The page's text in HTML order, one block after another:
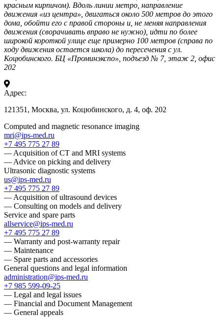
красным кирпичом). Вдоль линии метро, направление
движения «из центра», двигаться около 500 метров до этого
дома, обойти его с правой стороны и, не меняя направления
движения (сворачивать вправо не нужно), идти по более
широкой короткой улице еще примерно 100 метров (справа по
ходу движения остается школа) до пересечения с ул.
Коцюбинского. БЦ «Проминэкспо», подъезд № 7, этаж 2, офис
202
Адрес:
121351, Москва, ул. Коцюбинского, д. 4, оф. 202
Computed and magnetic resonance imaging
mri@ips-med.ru
+7 495 775 27 89
— Acquisition of CT and MRI systems
— Advice on picking and delivery
Ultrasonic diagnostic systems
us@ips-med.ru
+7 495 775 27 89
— Acquisition of ultrasound devices
— Consulting on models and delivery
Service and spare parts
allservice@ips-med.ru
+7 495 775 27 89
— Warranty and post-warranty repair
— Maintenance
— Spare parts and accessories
General questions and legal information
administration@ips-med.ru
+7 985 599-09-25
— Legal and legal issues
— Financial and Document Management
— General appeals